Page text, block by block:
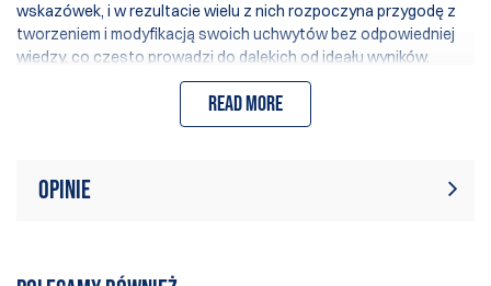
wskazówek, i w rezultacie wielu z nich rozpoczyna przygodę z
tworzeniem i modyfikacją swoich uchwytów bez odpowiedniej
wiedzy, co często prowadzi do dalekich od ideału wyników.
wprowadza rewolucyjne rozwiązanie
umożliwiające precyzyjną regulację krytycznych wymiarów
uchwytu. Jest to możliwe dzięki wykorzystaniu sześciu
w trzech różnych rozmiarach. Ten innowacyjny sposób pozwala
zarówno początkującym, jak i doświadczonym strzelcom
Read more
Opinie
produktów. Bądź pierwszym, który